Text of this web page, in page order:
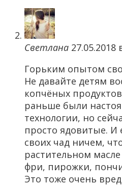
Светлана 27.05.2018
Горьким опытом
Не давайте детям
копчёных
раньше были
технологии, но
просто ядовитые.
своих чад ничем,
растительном
фри, пирожки,
Это тоже очень